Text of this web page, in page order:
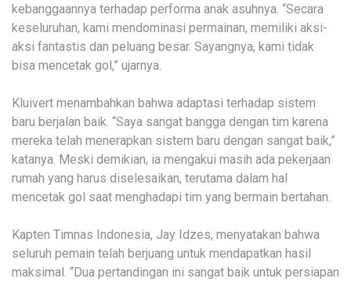
kebanggaannya terhadap performa anak asuhnya. “Secara
keseluruhan, kami mendominasi permainan, memiliki aksi-
aksi fantastis dan peluang besar. Sayangnya, kami tidak
bisa mencetak gol,” ujarnya.
Kluivert menambahkan bahwa adaptasi terhadap sistem
baru berjalan baik. “Saya sangat bangga dengan tim karena
mereka telah menerapkan sistem baru dengan sangat baik,”
katanya. Meski demikian, ia mengakui masih ada pekerjaan
rumah yang harus diselesaikan, terutama dalam hal
mencetak gol saat menghadapi tim yang bermain bertahan.
Kapten Timnas Indonesia, Jay Idzes, menyatakan bahwa
seluruh pemain telah berjuang untuk mendapatkan hasil
maksimal. “Dua pertandingan ini sangat baik untuk persiapan